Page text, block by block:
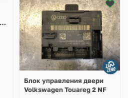
Блок управления двери
Volkswagen Touareg 2 NF